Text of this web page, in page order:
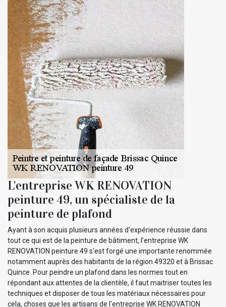
L'entreprise WK RENOVATION
peinture 49, un spécialiste de la
peinture de plafond
Ayant à son acquis plusieurs années d'expérience réussie dans
tout ce qui est de la peinture de bâtiment, l’entreprise WK
RENOVATION peinture 49 s'est forgé une importante renommée
notamment auprès des habitants de la région 49320 et à Brissac
Quince. Pour peindre un plafond dans les normes tout en
répondant aux attentes de la clientèle, il faut maitriser toutes les
techniques et disposer de tous les matériaux nécessaires pour
cela, choses que les artisans de l'entreprise WK RENOVATION